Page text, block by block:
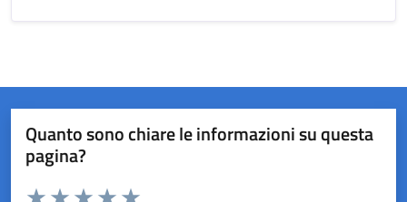
Quanto sono chiare le informazioni su questa
pagina?
Valuta da 1 a 5 stelle la pagina